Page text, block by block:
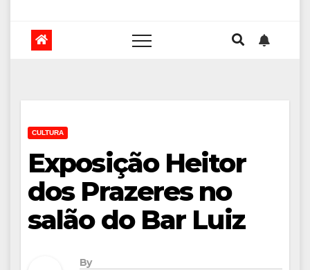
CULTURA
Exposição Heitor
dos Prazeres no
salão do Bar Luiz
By